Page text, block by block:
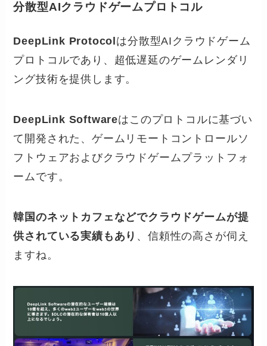
分散型AIクラウドゲームプロトコル
DeepLink Protocol は分散型AIクラウドゲーム
プロトコルであり、超低遅延のゲームレンダリ
ング技術を提供します。
DeepLink Softwareはこのプロトコルに基づい
て開発された、ゲームリモートコントロールソ
フトウェアおよびクラウドゲームプラットフォ
ームです。
韓国のネットカフェなどでクラウドゲームが提
供されている実績もあり 、信頼性の高さが伺え
ますね。